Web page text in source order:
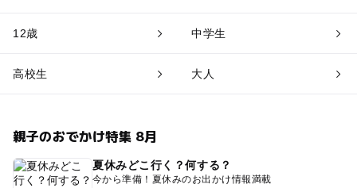
12歳 中学生
高校生 大人
親子のおでかけ特集 8月
夏休みどこ行く？何する？
今から準備！夏休みのお出かけ情報満載